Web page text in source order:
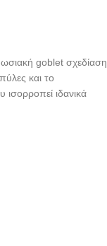
goblet σχεδίαση
και το
ισορροπεί ιδανικά